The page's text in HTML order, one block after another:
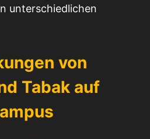
unterschiedlichen
von
Tabak auf